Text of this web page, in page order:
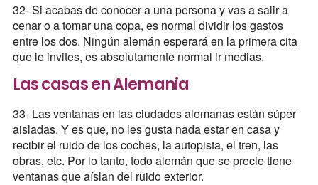
32- Si acabas de conocer a una persona y vas a salir a
cenar o a tomar una copa, es normal dividir los gastos
entre los dos. Ningún alemán esperará en la primera cita
que le invites, es absolutamente normal ir medias.
Las casas en Alemania
33- Las ventanas en las ciudades alemanas están súper
aisladas. Y es que, no les gusta nada estar en casa y
recibir el ruido de los coches, la autopista, el tren, las
obras, etc. Por lo tanto, todo alemán que se precie tiene
ventanas que aíslan del ruido exterior.